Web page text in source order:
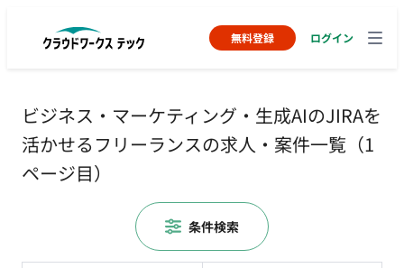
無料登録 ログイン
ビジネス・マーケティング・生成AIのJIRAを
活かせるフリーランスの求人・案件一覧（1
ページ目）
条件検索